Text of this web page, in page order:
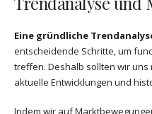
Eine gründliche
entscheidende Schritte, um
treffen. Deshalb sollten wir uns
aktuelle Entwicklungen und
Indem wir auf